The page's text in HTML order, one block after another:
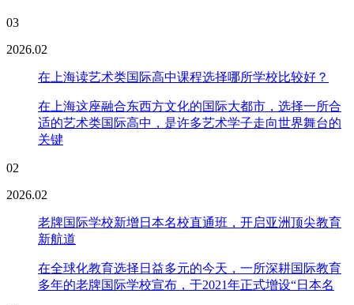
03
2026.02
在上海读艺术类国际高中课程选择哪所学校比较好？
在上海这座融合东西方文化的国际大都市，选择一所合
适的艺术类国际高中，是许多艺术学子走向世界舞台的
关键
02
2026.02
老牌国际学校新增日本名校直通班，开启亚洲顶尖教育
新航道
在全球化教育选择日益多元的今天，一所深耕国际教育
多年的老牌国际学校宣布，于2021年正式增设“日本名